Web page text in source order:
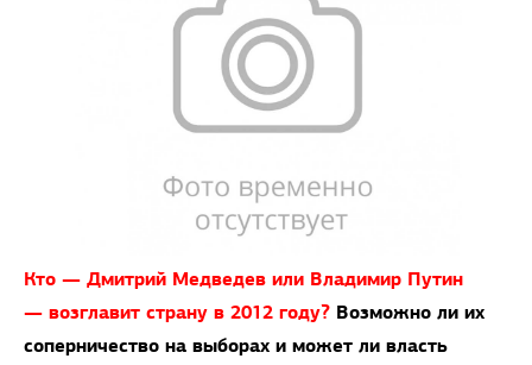
Кто — Дмитрий Медведев или Владимир Путин
— возглавит страну в 2012 году? Возможно ли их
соперничество на выборах и может ли власть